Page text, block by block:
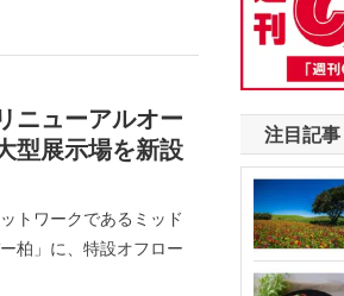
ニューアルオー
型展示場を新設
トワークであるミッド
柏」に、特設オフロー
注目記事